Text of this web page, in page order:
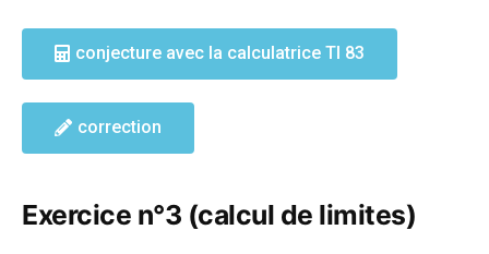
conjecture avec la calculatrice TI 83
correction
Exercice n°3 (calcul de limites)